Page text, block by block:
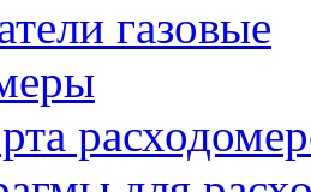
газовые